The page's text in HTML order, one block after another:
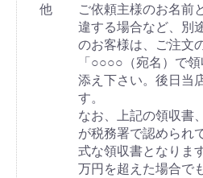
他
ご依頼主様のお名前
違する場合など、別
のお客様は、ご注文
「○○○○（宛名）で
添え下さい。後日当
す。
なお、上記の領収書
が税務署で認められ
式な領収書となりま
万円を超えた場合で